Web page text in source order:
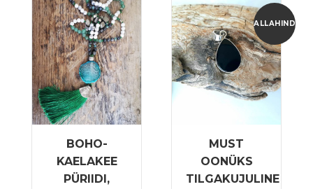
BOHO-
KAELAKEE
PÜRIIDI,
ALLAHINDLUS!
MUST
OONÜKS
TILGAKUJULINE